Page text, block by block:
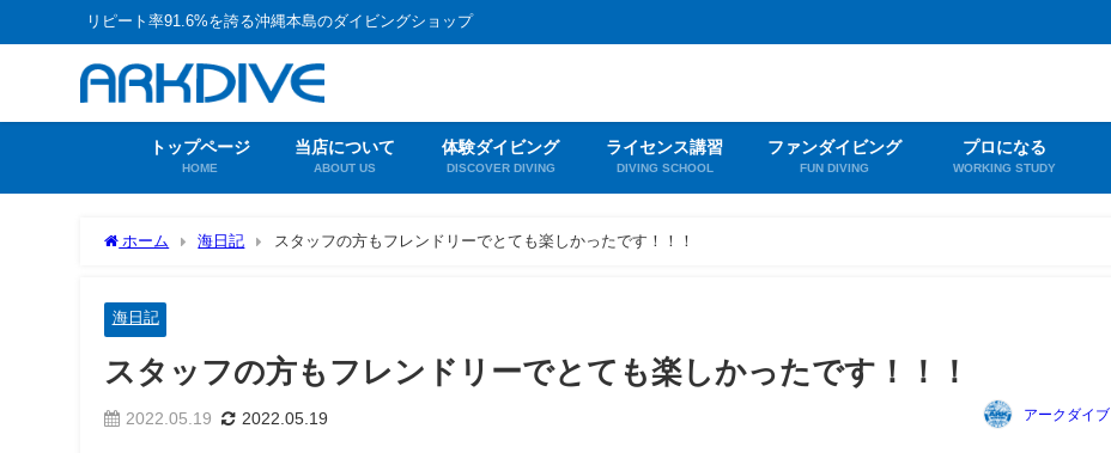
リピート率91.6%を誇る沖縄本島のダイビングショップ
トップページ
HOME
当店について
ABOUT US
体験ダイビング
DISCOVER DIVING
ライセンス講習
DIVING SCHOOL
ファンダイビング
FUN DIVING
プロになる
WORKING STUDY
ホーム 海日記 スタッフの方もフレンドリーでとても楽しかったです！！！
海日記
スタッフの方もフレンドリーでとても楽しかったです！！！
2022.05.19 2022.05.19 アークダイブ